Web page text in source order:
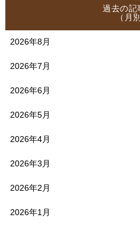
過去の記
（月
2026年8月
2026年7月
2026年6月
2026年5月
2026年4月
2026年3月
2026年2月
2026年1月